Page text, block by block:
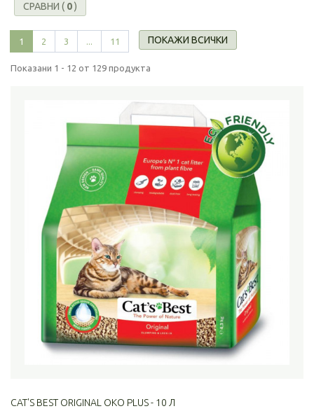
СРАВНИ ( 0)
ПОКАЖИ ВСИЧКИ
1 2 3 ... 11
Показани 1 - 12 от 129 продукта
CAT'S BEST ORIGINAL OKO PLUS - 10 Л